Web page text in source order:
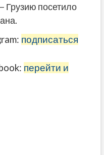
Грузию посетило
подписаться
перейти и